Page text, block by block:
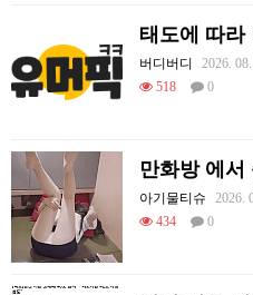
태도에 따라
버디버디
2026.
518
0
만화방 에서
아기물티슈
2026.
434
0